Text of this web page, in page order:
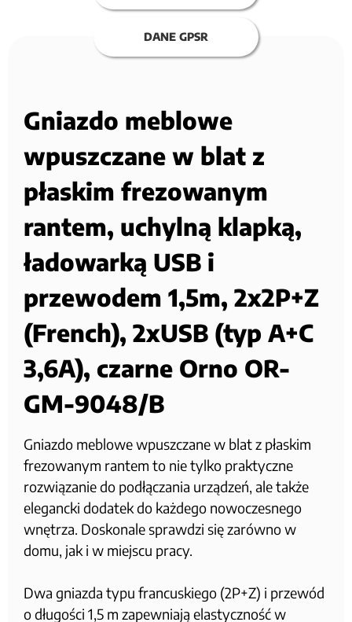
DANE GPSR
Gniazdo meblowe
wpuszczane w blat z
płaskim frezowanym
rantem, uchylną klapką,
ładowarką USB i
przewodem 1,5m, 2x2P+Z
(French), 2xUSB (typ A+C
3,6A), czarne Orno OR-
GM-9048/B
Gniazdo meblowe wpuszczane w blat z płaskim
frezowanym rantem to nie tylko praktyczne
rozwiązanie do podłączania urządzeń, ale także
elegancki dodatek do każdego nowoczesnego
wnętrza. Doskonale sprawdzi się zarówno w
domu, jak i w miejscu pracy.
Dwa gniazda typu francuskiego (2P+Z) i przewód
o długości 1,5 m zapewniają elastyczność w